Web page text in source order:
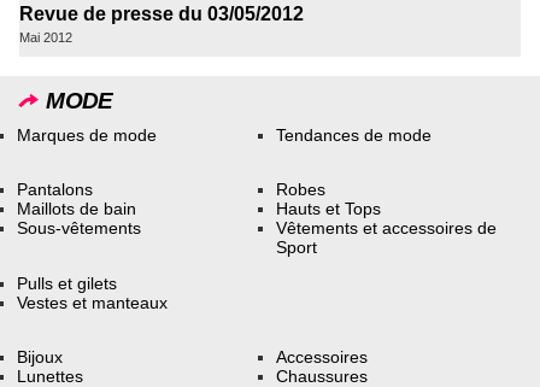
Revue de presse du 03/05/2012
Mai 2012
MODE
Marques de mode Tendances de mode
Pantalons
Maillots de bain
Sous-vêtements
Robes
Hauts et Tops
Vêtements et accessoires de
Sport
Pulls et gilets
Vestes et manteaux
Bijoux
Lunettes
Accessoires
Chaussures